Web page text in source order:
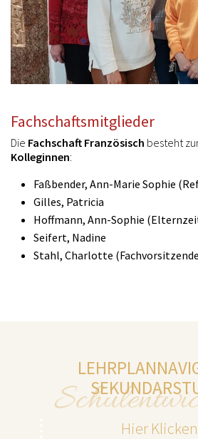
Fachschaftsmitglieder
Die Fachschaft Französisch besteht
Kolleginnen:
Faßbender, Ann-Marie Sophie
Gilles, Patricia
Hoffmann, Ann-Sophie
Seifert, Nadine
Stahl, Charlotte
Hier Klicken